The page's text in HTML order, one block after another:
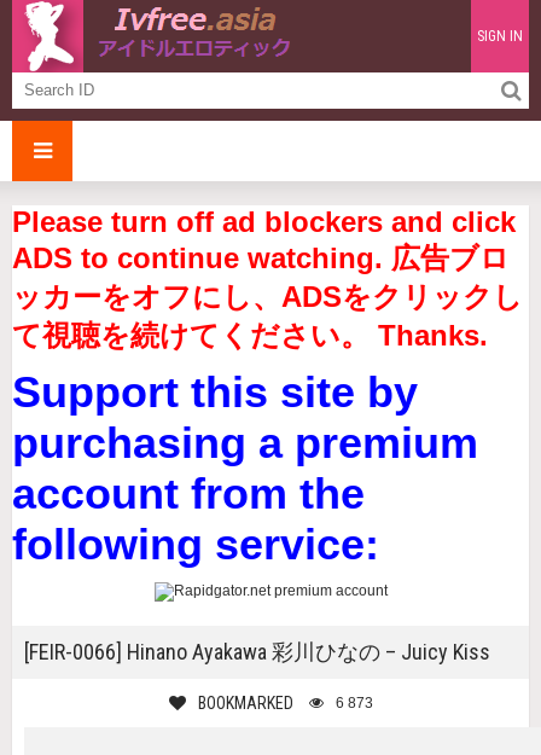
SIGN IN
Please turn off ad blockers and click
ADS to continue watching. 広告ブロ
ッカーをオフにし、ADSをクリックし
て視聴を続けてください。 Thanks.
Support this site by
purchasing a premium
account from the
following service:
[FEIR-0066] Hinano Ayakawa 彩川ひなの – Juicy Kiss
BOOKMARKED 6 873